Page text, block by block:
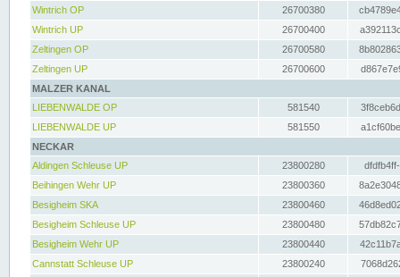
Wintrich OP
26700380
Wintrich UP
26700400
Zeltingen OP
26700580
Zeltingen UP
26700600
MALZER KANAL
LIEBENWALDE OP
581540
LIEBENWALDE UP
581550
NECKAR
Aldingen Schleuse UP
23800280
Beihingen Wehr UP
23800360
Besigheim SKA
23800460
Besigheim Schleuse UP
23800480
Besigheim Wehr UP
23800440
Cannstatt Schleuse UP
23800240